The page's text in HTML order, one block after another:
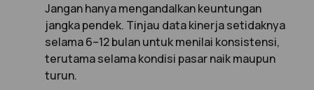
Jangan hanya mengandalkan keuntungan
jangka pendek. Tinjau data kinerja setidaknya
selama 6–12 bulan untuk menilai konsistensi,
terutama selama kondisi pasar naik maupun
turun.